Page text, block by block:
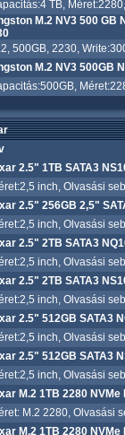
TB,
M.2 NV3 500 GB
500GB, 2230,
M.2 NV3 500GB
2.5" 1TB SATA3
inch, Olvasási
2.5" 256GB 2,5"
inch, Olvasási
2.5" 2TB SATA3
inch, Olvasási
2.5" 2TB SATA3
inch, Olvasási
2.5" 512GB SATA3
inch, Olvasási
2.5" 512GB SATA3
inch, Olvasási
M.2 1TB 2280 NVMe
M.2 2280, Olvasási
M.2 1TB 2280 NVMe